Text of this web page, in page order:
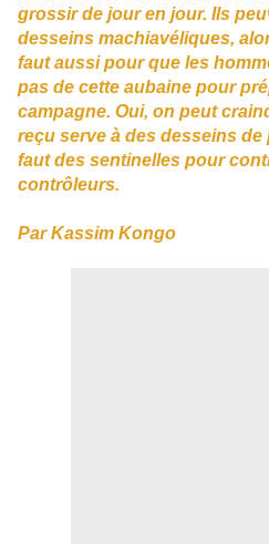
grossir de jour en jour. Ils
desseins machiavéliques,
faut aussi pour que les
pas de cette aubaine pour
campagne. Oui, on peut
reçu serve à des desseins
faut des sentinelles pour
contrôleurs.
Par Kassim Kongo